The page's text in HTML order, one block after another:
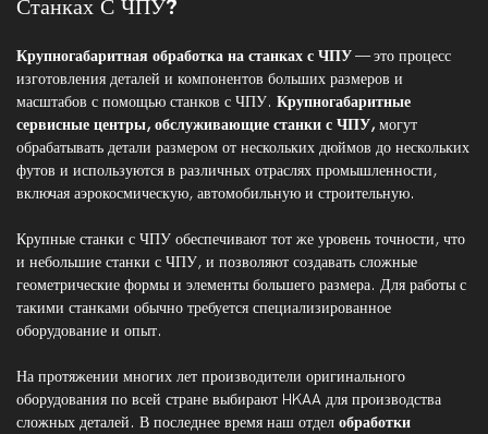
Станках С ЧПУ?
Крупногабаритная обработка на станках с ЧПУ— это процесс
изготовления деталей и компонентов больших размеров и
масштабов с помощью станков с ЧПУ. Крупногабаритные
сервисные центры, обслуживающие станки с ЧПУ, могут
обрабатывать детали размером от нескольких дюймов до нескольких
футов и используются в различных отраслях промышленности,
включая аэрокосмическую, автомобильную и строительную.
Крупные станки с ЧПУ обеспечивают тот же уровень точности, что
и небольшие станки с ЧПУ, и позволяют создавать сложные
геометрические формы и элементы большего размера. Для работы с
такими станками обычно требуется специализированное
оборудование и опыт.
На протяжении многих лет производители оригинального
оборудования по всей стране выбирают HKAA для производства
сложных деталей. В последнее время наш отдел обработки